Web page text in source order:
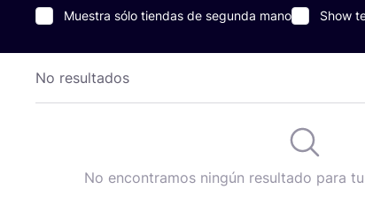
Muestra sólo tiendas de segunda mano Show
No resultados
No encontramos ningún resultado para